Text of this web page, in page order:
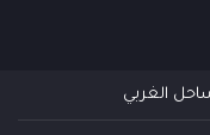
الغربي